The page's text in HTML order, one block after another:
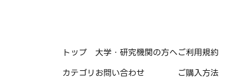
トップ
カテゴリ
大学・研究機関の方へ
お問い合わせ
ご利用規約
ご購入方法